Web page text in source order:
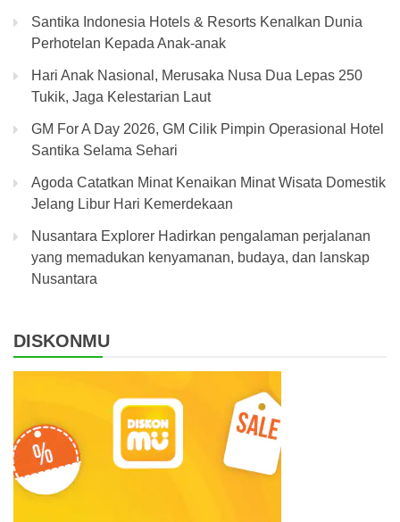
Santika Indonesia Hotels & Resorts Kenalkan Dunia
Perhotelan Kepada Anak-anak
Hari Anak Nasional, Merusaka Nusa Dua Lepas 250
Tukik, Jaga Kelestarian Laut
GM For A Day 2026, GM Cilik Pimpin Operasional Hotel
Santika Selama Sehari
Agoda Catatkan Minat Kenaikan Minat Wisata Domestik
Jelang Libur Hari Kemerdekaan
Nusantara Explorer Hadirkan pengalaman perjalanan
yang memadukan kenyamanan, budaya, dan lanskap
Nusantara
DISKONMU